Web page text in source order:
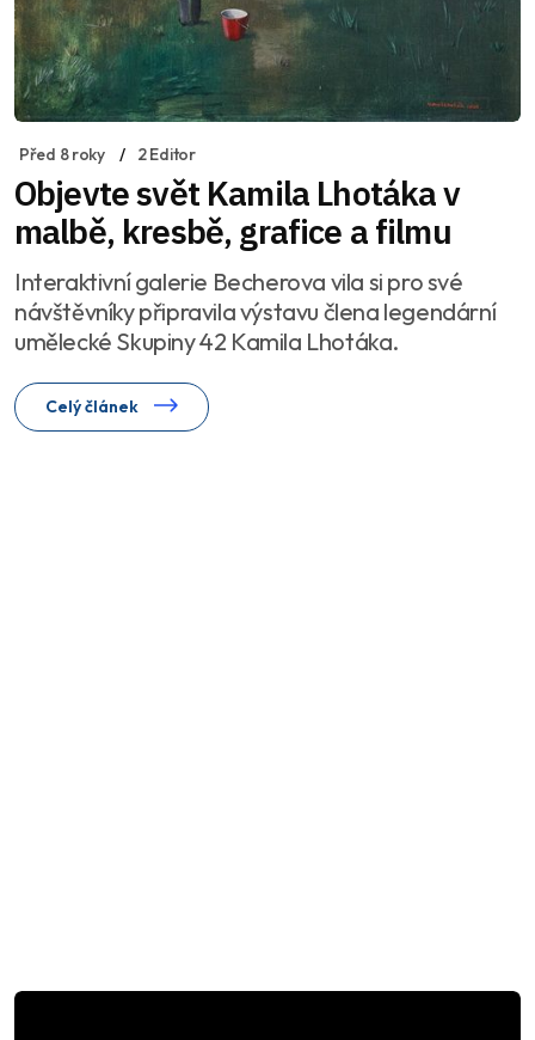
Před 8 roky 2 Editor
Objevte svět Kamila Lhotáka v
malbě, kresbě, grafice a filmu
Interaktivní galerie Becherova vila si pro své
návštěvníky připravila výstavu člena legendární
umělecké Skupiny 42 Kamila Lhotáka.
Celý článek